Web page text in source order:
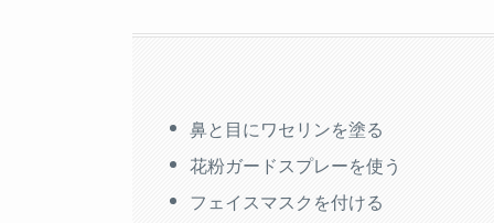
鼻と目にワセリンを塗る
花粉ガードスプレーを使う
フェイスマスクを付ける